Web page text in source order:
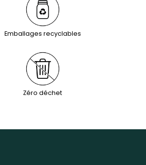
Emballages recyclables
Zéro déchet